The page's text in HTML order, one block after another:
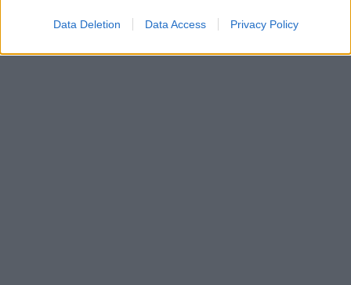
Data Deletion Data Access Privacy Policy